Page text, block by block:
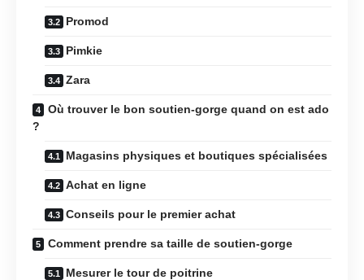
Promod
Pimkie
Zara
Où trouver le bon soutien-gorge quand on est ado
?
Magasins physiques et boutiques spécialisées
Achat en ligne
Conseils pour le premier achat
Comment prendre sa taille de soutien-gorge
Mesurer le tour de poitrine